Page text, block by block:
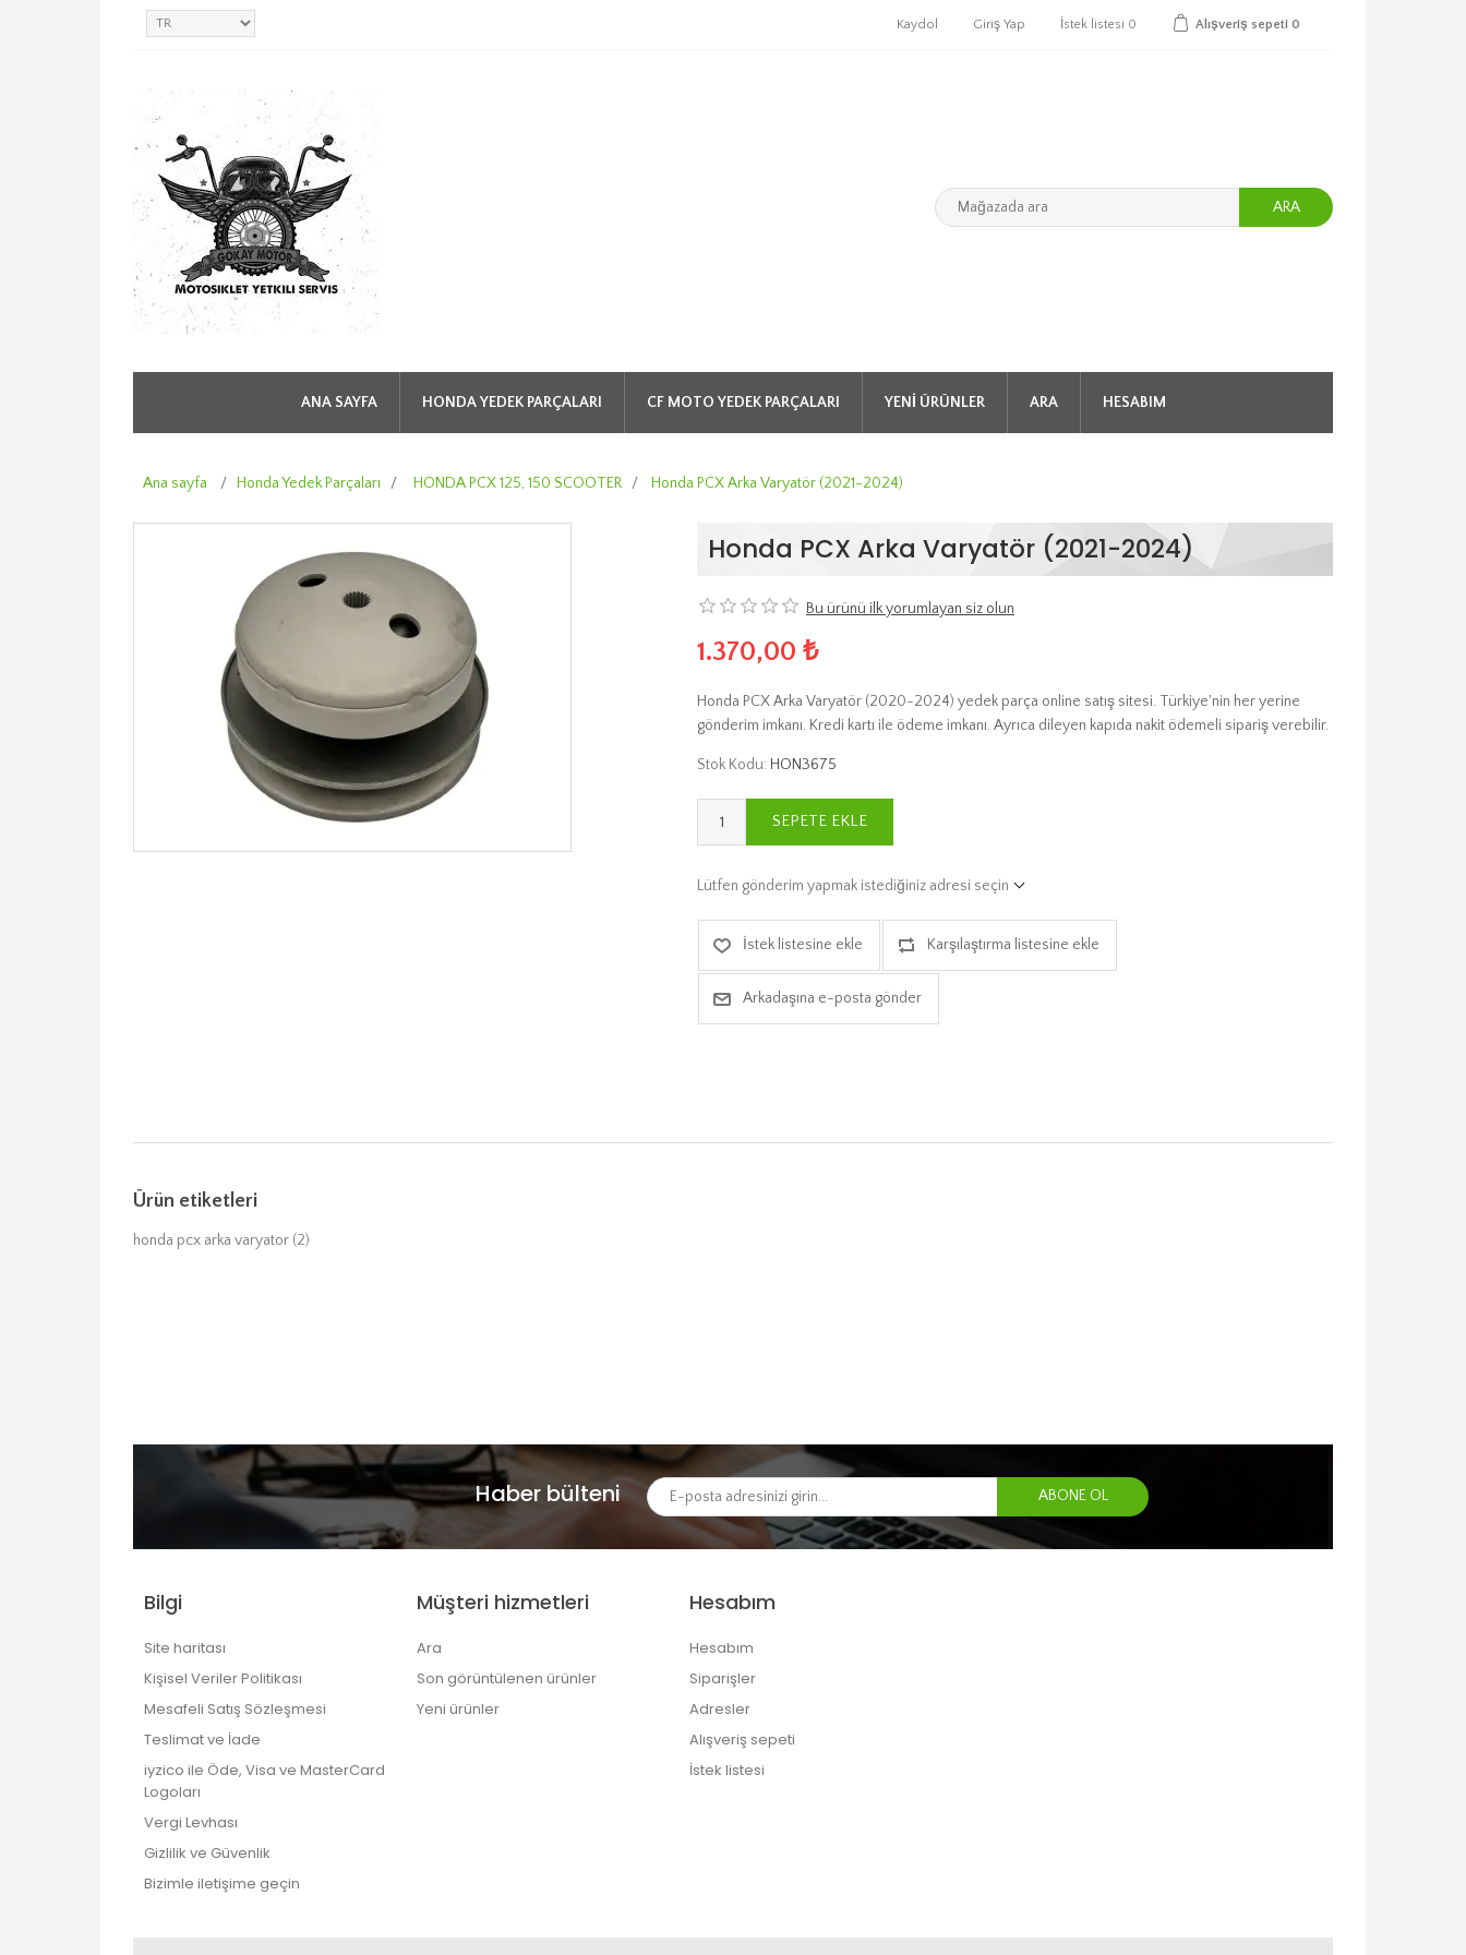
Kaydol Giriş Yap İstek listesi 0 Alışveriş sepeti 0
ARA
ANA SAYFA HONDA YEDEK PARÇALARI CF MOTO YEDEK PARÇALARI YENI ÜRÜNLER ARA HESABIM
Ana sayfa / Honda Yedek Parçaları / HONDA PCX 125, 150 SCOOTER / Honda PCX Arka Varyatör (2021-2024)
Honda PCX Arka Varyatör (2021-2024)
Bu ürünü ilk yorumlayan siz olun
1.370,00 ₺
Honda PCX Arka Varyatör (2020-2024) yedek parça online satış sitesi. Türkiye'nin her yerine
gönderim imkanı. Kredi kartı ile ödeme imkanı. Ayrıca dileyen kapıda nakit ödemeli sipariş verebilir.
Stok Kodu: HON3675
SEPETE EKLE
Lütfen gönderim yapmak istediğiniz adresi seçin
İstek listesine ekle Karşılaştırma listesine ekle
Arkadaşına e-posta gönder
Ürün etiketleri
honda pcx arka varyator (2)
Haber bülteni
Bilgi
Site haritası
Kişisel Veriler Politikası
Mesafeli Satış Sözleşmesi
Teslimat ve İade
iyzico ile Öde, Visa ve MasterCard
Logoları
Vergi Levhası
Gizlilik ve Güvenlik
Bizimle iletişime geçin
Müşteri hizmetleri
Ara
Son görüntülenen ürünler
Yeni ürünler
Hesabım
Hesabım
Siparişler
Adresler
Alışveriş sepeti
İstek listesi